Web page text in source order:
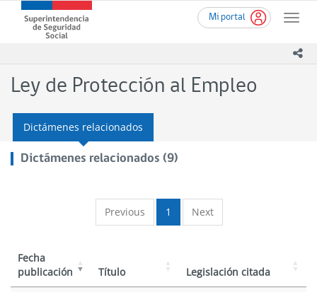
contenido
Mi portal
Toggle
Superintendencia
de
(SUSESO)
-
de
Chile
Ley de Protección al Empleo
Dictámenes relacionados
Dictámenes relacionados (9)
Previous 1 Next
Fecha
publicación
Título Legislación citada